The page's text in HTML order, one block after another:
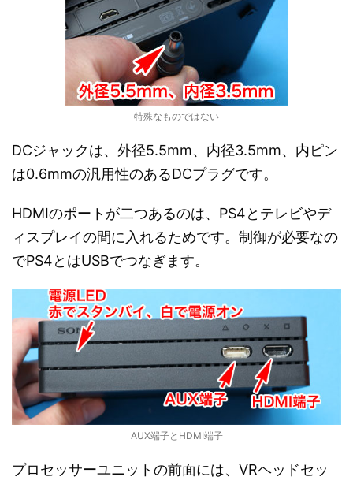
特殊なものではない
DCジャックは、外径5.5mm、内径3.5mm、内ピン
は0.6mmの汎用性のあるDCプラグです。
HDMIのポートが二つあるのは、PS4とテレビやデ
ィスプレイの間に入れるためです。制御が必要なの
でPS4とはUSBでつなぎます。
AUX端子とHDMI端子
プロセッサーユニットの前面には、VRヘッドセッ